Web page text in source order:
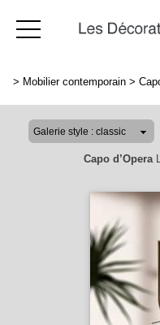
> Mobilier contemporain >
Capo d’Opera